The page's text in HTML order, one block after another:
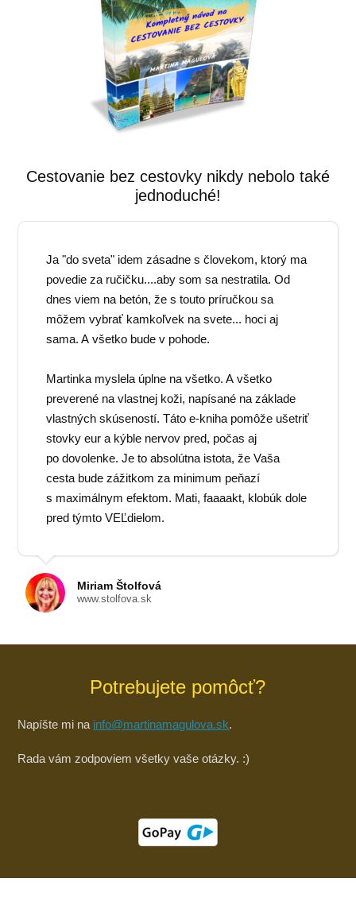
Cestovanie bez cestovky nikdy nebolo také
jednoduché!
Ja "do sveta" idem zásadne s človekom, ktorý ma
povedie za ručičku....aby som sa nestratila. Od
dnes viem na betón, že s touto príručkou sa
môžem vybrať kamkoľvek na svete... hoci aj
sama. A všetko bude v pohode.
Martinka myslela úplne na všetko. A všetko
preverené na vlastnej koži, napísané na základe
vlastných skúseností. Táto e-kniha pomôže ušetriť
stovky eur a kýble nervov pred, počas aj
po dovolenke. Je to absolútna istota, že Vaša
cesta bude zážitkom za minimum peňazí
s maximálnym efektom. Mati, faaaakt, klobúk dole
pred týmto VEĽdielom.
Miriam Štolfová
www.stolfova.sk
Potrebujete pomôcť?
Napíšte mi na info@martinamagulova.sk.
Rada vám zodpoviem všetky vaše otázky. :)